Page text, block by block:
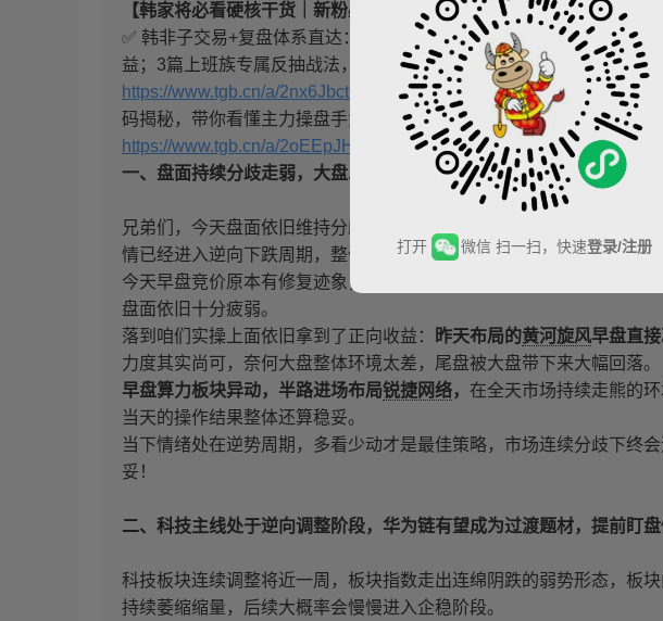
【韩家将必看硬核干货｜新粉必码】
✅ 韩非子交易+复盘体系直达：连板接力高中低阶技巧，新手也能轻
益；3篇上班族专属反抽战法，无脑看K图就会；进阶大局观篇，帮你
https://www.tgb.cn/a/2nx6JbctC32
✅ 筹码+题材核心干货直达：3篇
码揭秘，带你看懂主力操盘手法，再也不被洗盘出局！
https://www.tgb.cn/a/2oEEpJHSULJ
一、盘面持续分歧走弱，大盘三连普跌，现阶段务必沉住气耐心等机会
兄弟们，今天盘面依旧维持分歧下行走势，这也是逆向周期里最典型
情已经进入逆向下跌周期，整体大环境偏弱，短线操作容错率大幅缩
今天早盘竞价原本有修复迹象，多只科技个股高开翻红，可开盘之后
盘面依旧十分疲弱。
落到咱们实操上面依旧拿到了正向收益：
昨天布局的黄河旋风早盘直
力度其实尚可，奈何大盘整体环境太差，尾盘被大盘带下来大幅回落。
早盘算力板块异动，半路进场布局锐捷网络， 在全天市场持续走熊的
当天的操作结果整体还算稳妥。
当下情绪处在逆势周期，多看少动才是最佳策略，市场连续分歧下终
妥！
二、科技主线处于逆向调整阶段，华为链有望成为过渡题材，提前盯
科技板块连续调整将近一周，板块指数走出连绵阴跌的弱势形态，板
持续萎缩缩量，后续大概率会慢慢进入企稳阶段。
打开 微信 扫一扫，快速登录/注册